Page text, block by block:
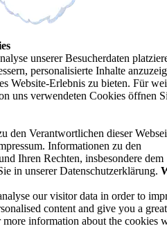
unserer Besucherdaten
personalisierte Inhalte
Website-Erlebnis zu bieten. Für
uns verwendeten Cookies öffnen
den Verantwortlichen dieser
Informationen zu den
Ihren Rechten, insbesondere dem
in unserer Datenschutzerklärung.
our visitor data in order to
content and give you a great
information about the cookies